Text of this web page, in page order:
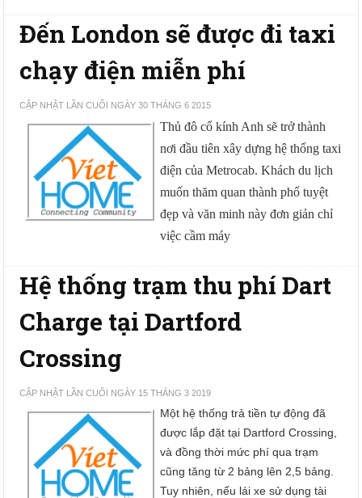
Đến London sẽ được đi taxi
chạy điện miễn phí
CẬP NHẬT LẦN CUỐI NGÀY 30 THÁNG 6 2015
Thủ đô cổ kính Anh sẽ trở thành
nơi đầu tiên xây dựng hệ thống taxi
điện của Metrocab. Khách du lịch
muốn thăm quan thành phố tuyệt
đẹp và văn minh này đơn giản chỉ
việc cầm máy
Hệ thống trạm thu phí Dart
Charge tại Dartford
Crossing
CẬP NHẬT LẦN CUỐI NGÀY 15 THÁNG 3 2019
Một hệ thống trả tiền tự động đã
được lắp đặt tại Dartford Crossing,
và đồng thời mức phí qua trạm
cũng tăng từ 2 bảng lên 2,5 bảng.
Tuy nhiên, nếu lái xe sử dụng tài